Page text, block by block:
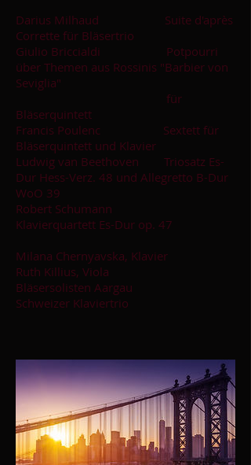
Darius Milhaud Suite d'après
Corrette für Bläsertrio
Giulio Briccialdi Potpourri
über Themen aus Rossinis "Barbier von
Seviglia"
für
Bläserquintett
Francis Poulenc Sextett für
Bläserquintett und Klavier
Ludwig van Beethoven Triosatz Es-
Dur Hess-Verz. 48 und Allegretto B-Dur
WoO 39
Robert Schumann
Klavierquartett Es-Dur op. 47
Milana Chernyavska, Klavier
Ruth Killius, Viola
Bläsersolisten Aargau
Schweizer Klaviertrio